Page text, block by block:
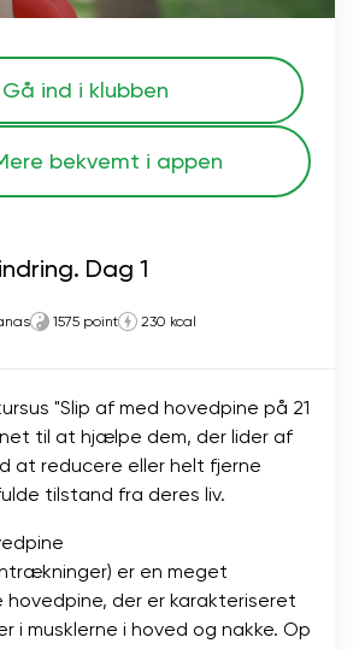
Gå ind i klubben
bekvemt i appen
Dag 1
1575 point 230 kcal
"Slip af med hovedpine på 21
til at hjælpe dem, der lider af
at reducere eller helt fjerne
tilstand fra deres liv.
er en meget
hovedpine, der er karakteriseret
i musklerne i hoved og nakke. Op